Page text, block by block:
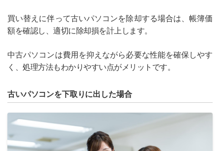
買い替えに伴って古いパソコンを除却する場合は、帳簿価
額を確認し、適切に除却損を計上します。
中古パソコンは費用を抑えながら必要な性能を確保しやす
く、処理方法もわかりやすい点がメリットです。
古いパソコンを下取りに出した場合